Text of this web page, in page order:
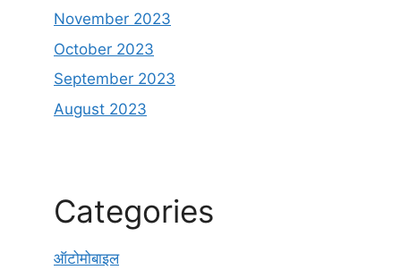
November 2023
October 2023
September 2023
August 2023
Categories
ऑटोमोबाइल